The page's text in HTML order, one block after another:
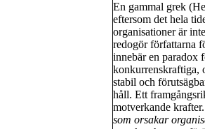
En gammal grek
eftersom det hela
organisationer är
redogör författarna
innebär en paradox
konkurrenskraftiga,
stabil och
håll. Ett
motverkande
som orsakar